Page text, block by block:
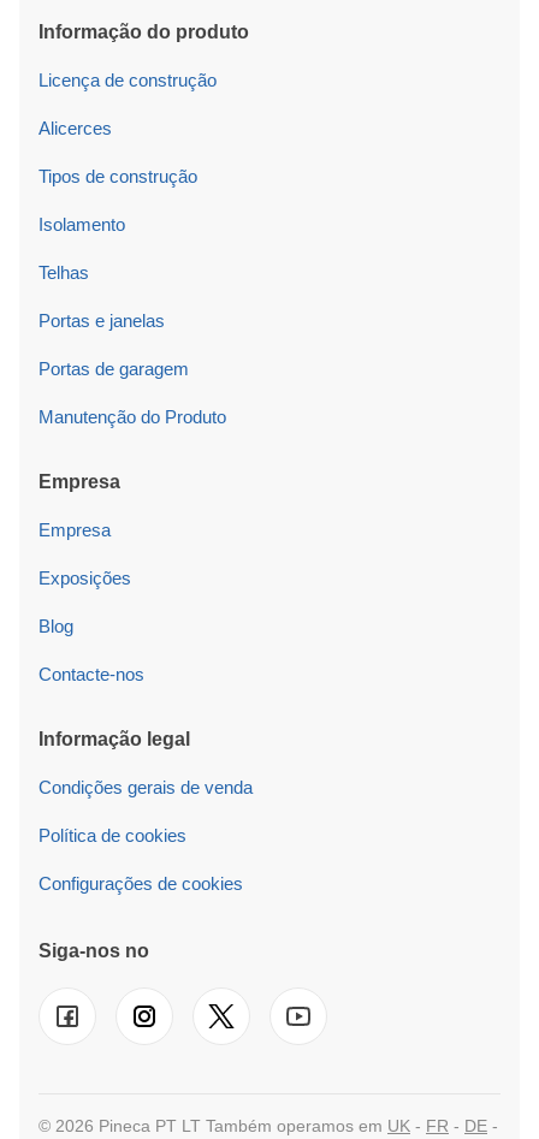
Informação do produto
Licença de construção
Alicerces
Tipos de construção
Isolamento
Telhas
Portas e janelas
Portas de garagem
Manutenção do Produto
Empresa
Empresa
Exposições
Blog
Contacte-nos
Informação legal
Condições gerais de venda
Política de cookies
Configurações de cookies
Siga-nos no
© 2026 Pineca PT LT Também operamos em UK - FR - DE -